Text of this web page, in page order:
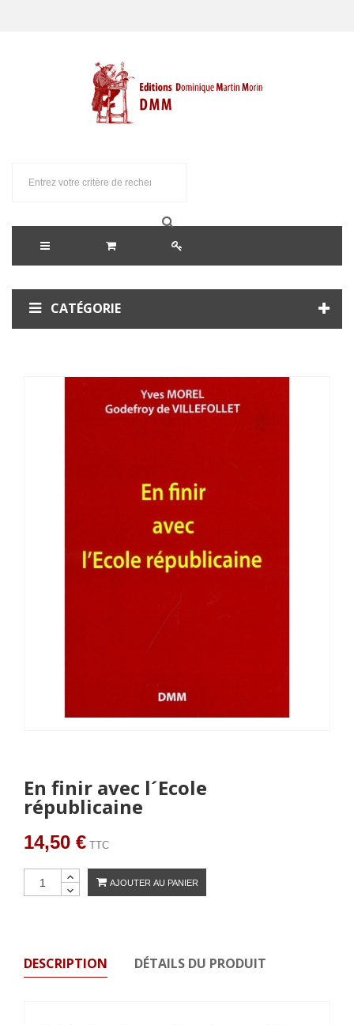
CATÉGORIE
En finir avec l´Ecole
républicaine
14,50 € TTC
AJOUTER AU PANIER
DESCRIPTION DÉTAILS DU PRODUIT